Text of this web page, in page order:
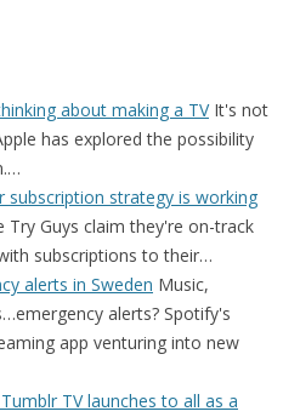
about making a TVIt's not
has explored the possibility
subscription strategy is working
Try Guys claim they're on-track
subscriptions to their…
alerts in Sweden Music,
alerts? Spotify's
app venturing into new
TV launches to all as a